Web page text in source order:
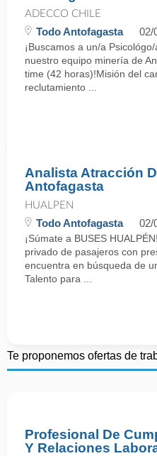
ADECCO CHILE
Todo Antofagasta 02/
¡Buscamos a un/a
nuestro equipo minería de
time (42 horas)!Misión del
reclutamiento ...
Analista Atracción
Antofagasta
HUALPEN
Todo Antofagasta 02/
¡Súmate a BUSES
privado de pasajeros con
encuentra en búsqueda de
Talento para ...
Te proponemos ofertas de
Profesional De
Y Relaciones